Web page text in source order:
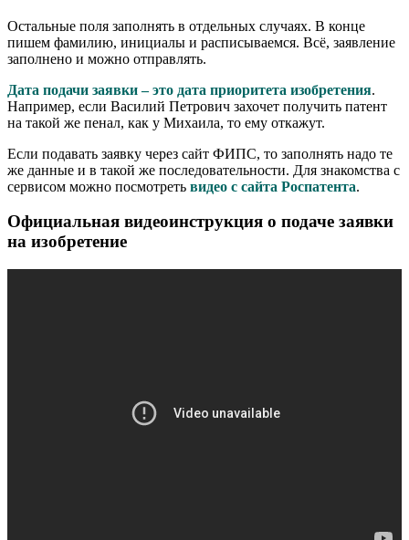
Остальные поля заполнять в отдельных случаях. В конце
пишем фамилию, инициалы и расписываемся. Всё, заявление
заполнено и можно отправлять.
Дата подачи заявки – это дата приоритета изобретения.
Например, если Василий Петрович захочет получить патент
на такой же пенал, как у Михаила, то ему откажут.
Если подавать заявку через сайт ФИПС, то заполнять надо те
же данные и в такой же последовательности. Для знакомства с
сервисом можно посмотреть видео с сайта Роспатента.
Официальная видеоинструкция о подаче заявки
на изобретение